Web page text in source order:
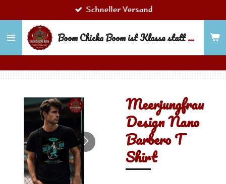
Hauptinhalt
springen
Boom Chicka Boom ist Klasse statt Masse!
Schneller Versand
Meerjungfrau
Design Nano
Barbero T
Shirt